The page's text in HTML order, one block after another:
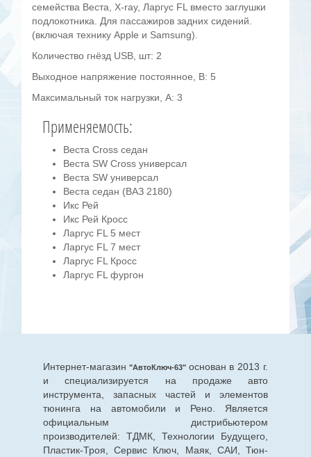
семейства Веста, X-ray, Ларгус FL вместо заглушки
подлокотника. Для пассажиров задних сидений.
(включая технику Apple и Samsung).
Количество гнёзд USB, шт: 2
Выходное напряжение постоянное, В: 5
Максимальный ток нагрузки, А: 3
Применяемость:
Веста Cross седан
Веста SW Cross универсал
Веста SW универсал
Веста седан (ВАЗ 2180)
Икс Рей
Икс Рей Кросс
Ларгус FL 5 мест
Ларгус FL 7 мест
Ларгус FL Кросс
Ларгус FL фургон
Интернет-магазин "АвтоКлюч-63" основан в 2013 г.
и специализируется на продаже авто
инструмента, запасных частей и элементов
тюнинга на автомобили и Рено. Является
официальным дистрибьютером
производителей: ТДМК, Технологии Будущего,
Пластик-Троя, Сервис Ключ, Маяк, САИ, Тюн-